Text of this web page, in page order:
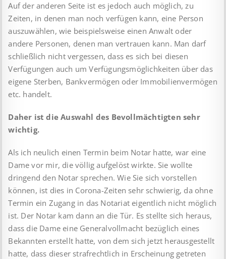
Auf der anderen Seite ist es jedoch auch möglich, zu
Zeiten, in denen man noch verfügen kann, eine Person
auszuwählen, wie beispielsweise einen Anwalt oder
andere Personen, denen man vertrauen kann. Man darf
schließlich nicht vergessen, dass es sich bei diesen
Verfügungen auch um Verfügungsmöglichkeiten über das
eigene Sterben, Bankvermögen oder Immobilienvermögen
etc. handelt.
Daher ist die Auswahl des Bevollmächtigten sehr
wichtig.
Als ich neulich einen Termin beim Notar hatte, war eine
Dame vor mir, die völlig aufgelöst wirkte. Sie wollte
dringend den Notar sprechen. Wie Sie sich vorstellen
können, ist dies in Corona-Zeiten sehr schwierig, da ohne
Termin ein Zugang in das Notariat eigentlich nicht möglich
ist. Der Notar kam dann an die Tür. Es stellte sich heraus,
dass die Dame eine Generalvollmacht bezüglich eines
Bekannten erstellt hatte, von dem sich jetzt herausgestellt
hatte, dass dieser strafrechtlich in Erscheinung getreten